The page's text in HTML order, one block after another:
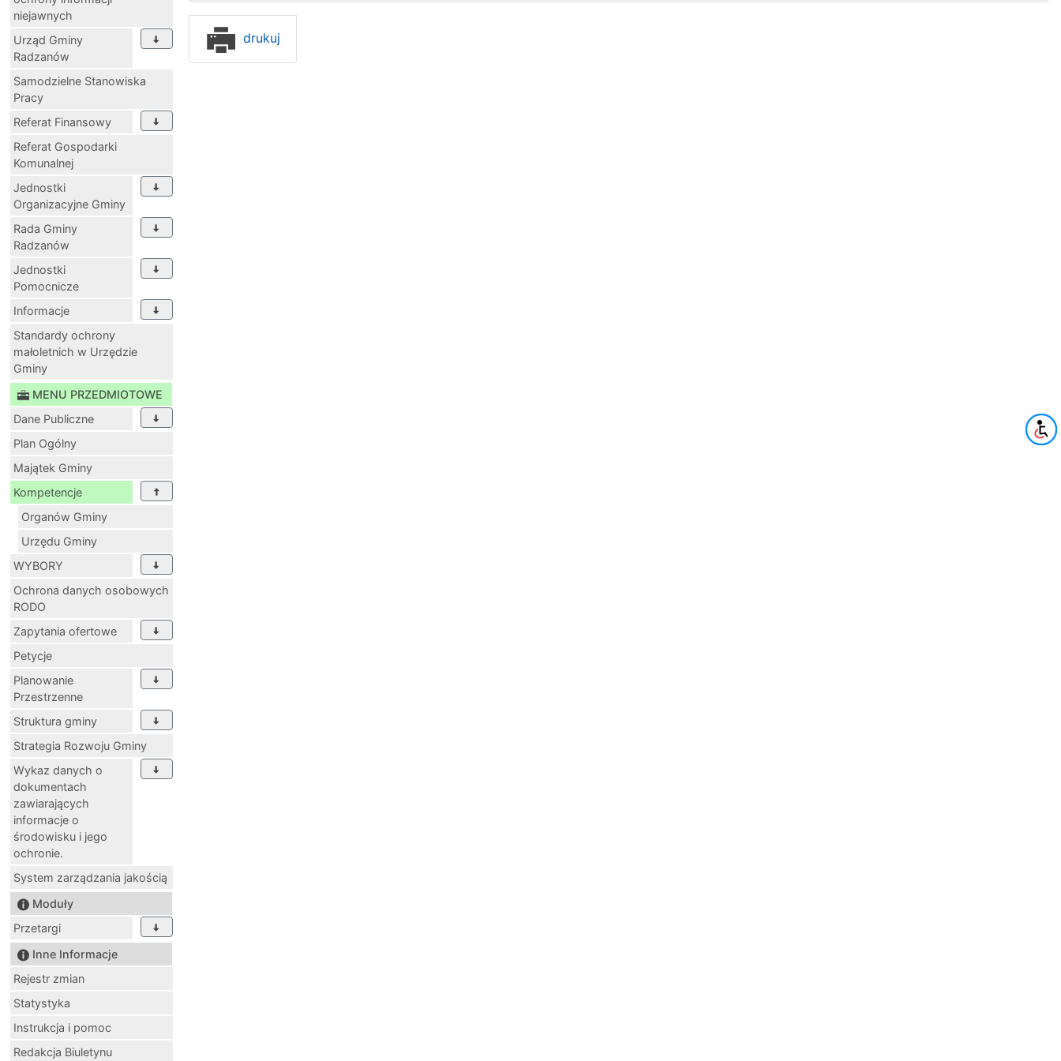
niejawnych
Urząd Gminy
Radzanów
Samodzielne Stanowiska
Pracy
Referat Finansowy
Referat Gospodarki
Komunalnej
Jednostki
Organizacyjne Gminy
Rada Gminy
Radzanów
Jednostki
Pomocnicze
Informacje
Standardy ochrony
małoletnich w Urzędzie
Gminy
MENU PRZEDMIOTOWE
Dane Publiczne
Plan Ogólny
Majątek Gminy
Kompetencje
Organów Gminy
Urzędu Gminy
WYBORY
Ochrona danych osobowych
RODO
Zapytania ofertowe
Petycje
Planowanie
Przestrzenne
Struktura gminy
Strategia Rozwoju Gminy
Wykaz danych o
dokumentach
zawiarających
informacje o
środowisku i jego
ochronie.
System zarządzania jakością
Moduły
Przetargi
Inne Informacje
Rejestr zmian
Statystyka
Instrukcja i pomoc
Redakcja Biuletynu
drukuj